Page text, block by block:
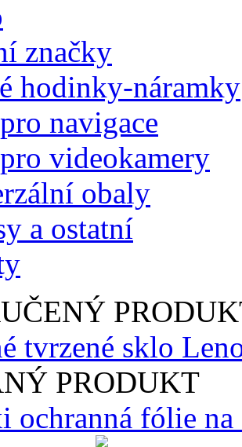
značky
hodinky-náramky
navigace
videokamery
obaly
a ostatní
tvrzené sklo
PRODUKT
ochranná fólie